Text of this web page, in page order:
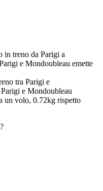
in treno da Parigi a
e Mondoubleau emette
tra Parigi e
e Mondoubleau
un volo, 0.72kg rispetto